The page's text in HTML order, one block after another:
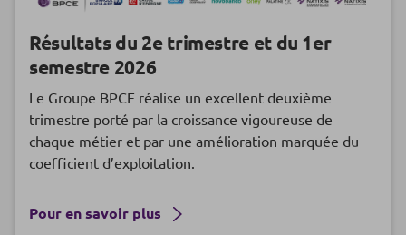
Résultats du 2e trimestre et du 1er
semestre 2026
Le Groupe BPCE réalise un excellent deuxième
trimestre porté par la croissance vigoureuse de
chaque métier et par une amélioration marquée du
coefficient d’exploitation.
Pour en savoir plus